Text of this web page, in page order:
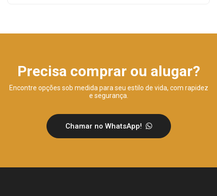
Precisa comprar ou alugar?
Encontre opções sob medida para seu estilo de vida, com rapidez
e segurança.
Chamar no WhatsApp!